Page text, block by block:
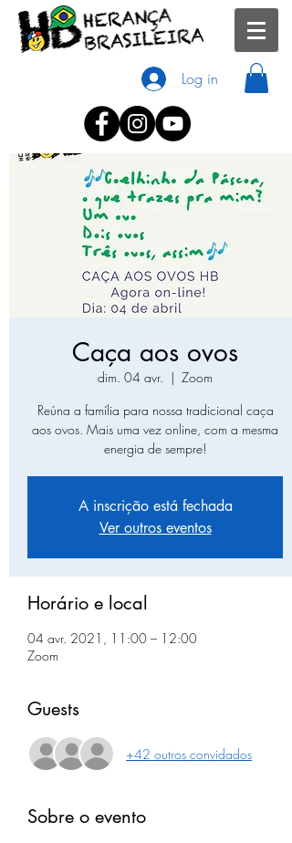
Log in
Caça aos ovos
dim. 04 avr.
  |
Zoom
Reúna a família para nossa tradicional caça
aos ovos. Mais uma vez online, com a mesma
energia de sempre!
A inscrição está fechada
Ver outros eventos
Horário e local
04 avr. 2021, 11:00 – 12:00
Zoom
Guests
+42 outros convidados
Sobre o evento